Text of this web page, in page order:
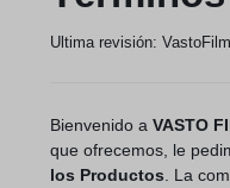
Ultima revisión:
Bienvenido a VASTO
que ofrecemos, le
los Productos . La